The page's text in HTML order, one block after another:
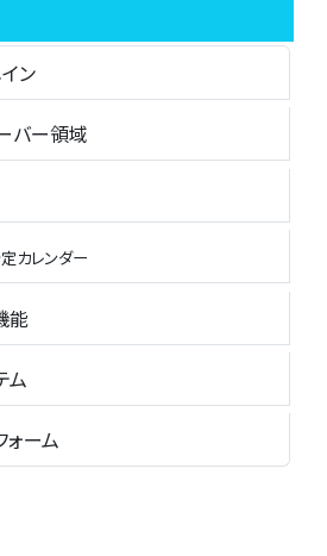
ン
バー領域
定カレンダー
能
ム
ーム